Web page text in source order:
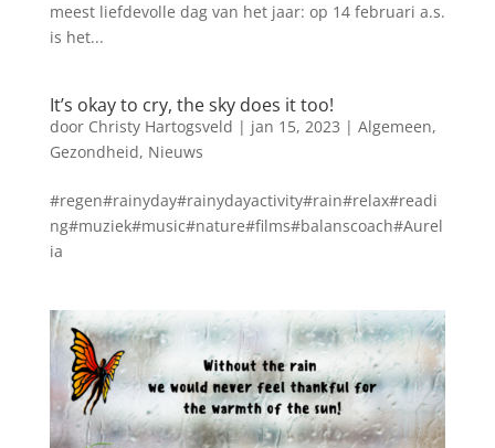
meest liefdevolle dag van het jaar: op 14 februari a.s.
is het...
It’s okay to cry, the sky does it too!
door Christy Hartogsveld | jan 15, 2023 | Algemeen,
Gezondheid, Nieuws
#regen#rainyday#rainydayactivity#rain#relax#readi
ng#muziek#music#nature#films#balanscoach#Aurel
ia